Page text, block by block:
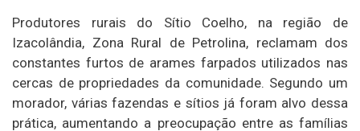
Produtores rurais do Sítio Coelho, na região de
Izacolândia, Zona Rural de Petrolina, reclamam dos
constantes furtos de arames farpados utilizados nas
cercas de propriedades da comunidade. Segundo um
morador, várias fazendas e sítios já foram alvo dessa
prática, aumentando a preocupação entre as famílias